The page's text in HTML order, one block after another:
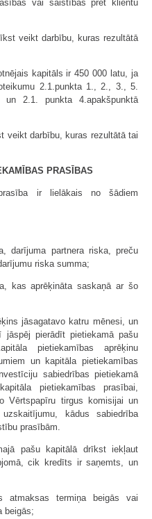
vai saistības pret klientu
veikt darbību, kuras rezultātā
kapitāls ir 450 000 latu, ja
2.1.punkta 1., 2., 3., 5.
un 2.1. punkta 4.apakšpunktā
veikt darbību, kuras rezultātā tai
PRASĪBAS
ir lielākais no šādiem
darījuma partnera riska, preču
riska summa;
kas aprēķināta saskaņā ar šo
jāsagatavo katru mēnesi, un
jāspēj pierādīt pietiekamā pašu
pietiekamības aprēķinu
un kapitāla pietiekamības
sabiedrības pietiekamā
pietiekamības prasībai,
Vērtspapīru tirgus komisijai un
kādus sabiedrība
prasībām.
pašu kapitālā drīkst iekļaut
cik kredīts ir saņemts, un
atmaksas termiņa beigās vai
beigās;